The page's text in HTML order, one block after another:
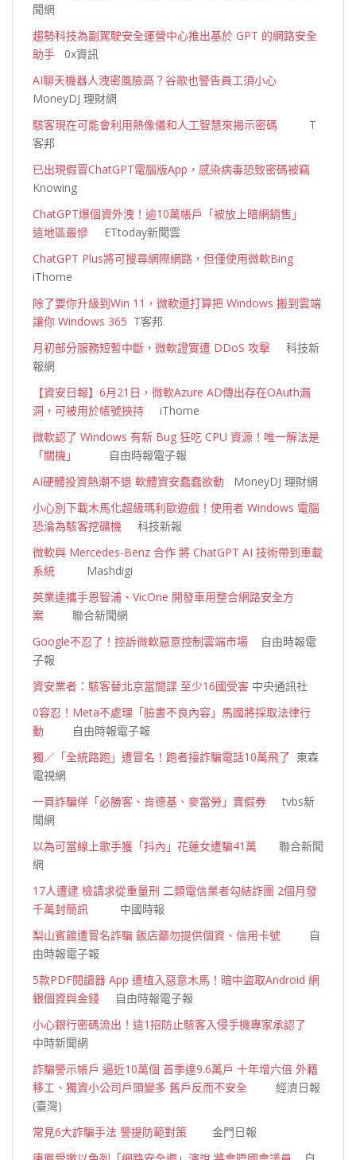
聞網
趨勢科技為副駕駛安全運營中心推出基於 GPT 的網路安全
助手 0x資訊
AI聊天機器人洩密風險高？谷歌也警告員工須小心
MoneyDJ 理財網
駭客現在可能會利用熱像儀和人工智慧來揭示密碼 T
客邦
已出現假冒ChatGPT電腦版App，感染病毒恐致密碼被竊
Knowing
ChatGPT爆個資外洩！逾10萬帳戶「被放上暗網銷售」
這地區最慘 ETtoday新聞雲
ChatGPT Plus將可搜尋網際網路，但僅使用微軟Bing
iThome
除了要你升級到Win 11，微軟還打算把 Windows 搬到雲端
讓你 Windows 365 T客邦
月初部分服務短暫中斷，微軟證實遭 DDoS 攻擊 科技新
報網
【資安日報】6月21日，微軟Azure AD傳出存在OAuth漏
洞，可被用於帳號挾持 iThome
微軟認了 Windows 有新 Bug 狂吃 CPU 資源！唯一解法是
「關機」
自由時報電子報
AI硬體投資熱潮不退 軟體資安蠢蠢欲動 MoneyDJ 理財網
小心別下載木馬化超級瑪利歐遊戲！使用者 Windows 電腦
恐淪為駭客挖礦機 科技新報
微軟與 Mercedes-Benz 合作 將 ChatGPT AI 技術帶到車載
系統 Mashdigi
英業達攜手恩智浦、VicOne 開發車用整合網路安全方
案 聯合新聞網
Google不忍了！控訴微軟惡意控制雲端市場 自由時報電
子報
資安業者：駭客替北京當間諜 至少16國受害 中央通訊社
0容忍！Meta不處理「臉書不良內容」馬國將採取法律行
動 自由時報電子報
獨／「全統路跑」遭冒名！跑者接詐騙電話10萬飛了 東森
電視網
一頁詐騙佯「必勝客、肯德基、麥當勞」賣假券 tvbs新
聞網
以為可當線上歌手獲「抖內」花蓮女遭騙41萬 聯合新聞
網
17人遭逮 檢請求從重量刑 二類電信業者勾結詐團 2個月發
千萬封簡訊 中國時報
梨山賓館遭冒名詐騙 飯店籲勿提供個資、信用卡號 自
由時報電子報
5款PDF閱讀器 App 遭植入惡意木馬！暗中盜取Android 網
銀個資與金錢 自由時報電子報
小心銀行密碼流出！這1招防止駭客入侵手機專家承認了
中時新聞網
詐騙警示帳戶 逼近10萬個 首季達9.6萬戶 十年增六倍 外籍
移工、獨資小公司戶頭變多 舊戶反而不安全 經濟日報
(臺灣)
常見6大詐騙手法 警提防範對策 金門日報